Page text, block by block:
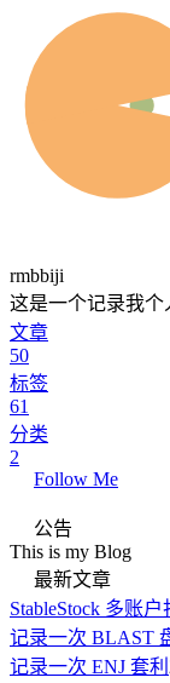
rmbbiji
这是一个记录我个
文章
50
标签
61
分类
2
Follow Me
公告
This is my Blog
最新文章
StableStock 多账
记录一次 BLAST
记录一次 ENJ 套利